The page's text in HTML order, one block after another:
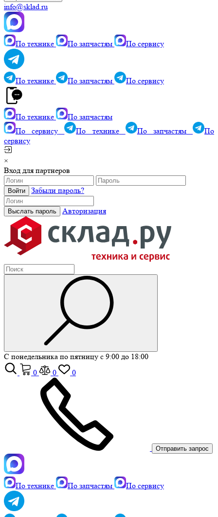
info@sklad.ru
По технике По запчастям По сервису
По технике По запчастям По сервису
По технике
По запчастям
По сервису
По технике По запчастям
По
сервису
×
Вход для партнеров
Забыли пароль?
Авторизация
С понедельника по пятницу с 9:00 до 18:00
0
0 0
Отправить запрос
По технике По запчастям По сервису